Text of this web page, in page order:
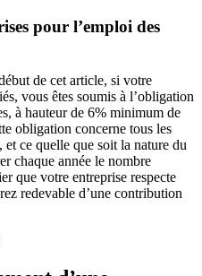
pour l’emploi des
de cet article, si votre
vous êtes soumis à l’obligation
à hauteur de 6% minimum de
obligation concerne tous les
ce quelle que soit la nature du
chaque année le nombre
que votre entreprise respecte
redevable d’une contribution